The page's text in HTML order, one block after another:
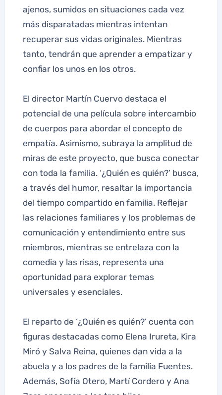
ajenos, sumidos en situaciones cada vez
más disparatadas mientras intentan
recuperar sus vidas originales. Mientras
tanto, tendrán que aprender a empatizar y
confiar los unos en los otros.
El director Martín Cuervo destaca el
potencial de una película sobre intercambio
de cuerpos para abordar el concepto de
empatía. Asimismo, subraya la amplitud de
miras de este proyecto, que busca conectar
con toda la familia. ‘¿Quién es quién?’ busca,
a través del humor, resaltar la importancia
del tiempo compartido en familia. Reflejar
las relaciones familiares y los problemas de
comunicación y entendimiento entre sus
miembros, mientras se entrelaza con la
comedia y las risas, representa una
oportunidad para explorar temas
universales y esenciales.
El reparto de ‘¿Quién es quién?’ cuenta con
figuras destacadas como Elena Irureta, Kira
Miró y Salva Reina, quienes dan vida a la
abuela y a los padres de la familia Fuentes.
Además, Sofía Otero, Martí Cordero y Ana